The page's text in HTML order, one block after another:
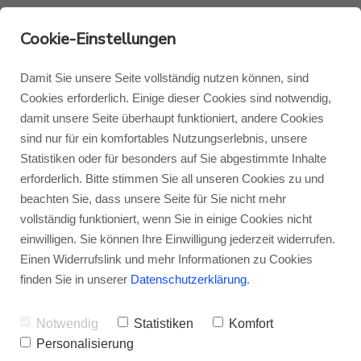
Monitor Audio
Monitor Audio Custom Install
Roksan
Blok
Blog Monitor Audio
Blog Roksan
Blog Blok
Roksan - Klang und
Technik wunderschön
vereint
Die ur-britische HiFi-Marke Roksan gibt es
Cookie-Einstellungen
Damit Sie unsere Seite vollständig nutzen können, sind
Cookies erforderlich. Einige dieser Cookies sind notwendig,
damit unsere Seite überhaupt funktioniert, andere Cookies
sind nur für ein komfortables Nutzungserlebnis, unsere
Statistiken oder für besonders auf Sie abgestimmte Inhalte
erforderlich. Bitte stimmen Sie all unseren Cookies zu und
beachten Sie, dass unsere Seite für Sie nicht mehr
vollständig funktioniert, wenn Sie in einige Cookies nicht
einwilligen. Sie können Ihre Einwilligung jederzeit widerrufen.
Einen Widerrufslink und mehr Informationen zu Cookies
finden Sie in unserer Datenschutzerklärung.
Notwendig Statistiken
Komfort
Personalisierung